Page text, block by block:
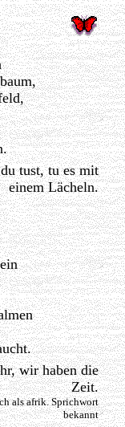
tust, tu es mit
einem Lächeln.
wir haben die
Zeit.
als afrik. Sprichwort
bekannt